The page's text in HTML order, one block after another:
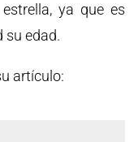
ya que es
su edad.
artículo: